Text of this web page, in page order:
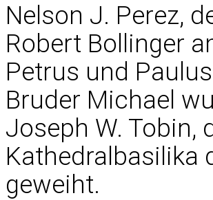
Nelson J. Perez,
Robert Bollinger
Petrus und
Bruder Michael
Joseph W. Tobin,
Kathedralbasilika
geweiht.